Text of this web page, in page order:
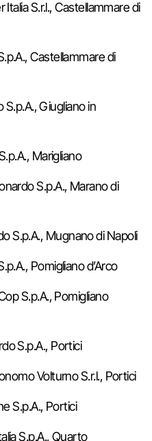
S.r.l., Castellammare di
Castellammare di
S.p.A., Giugliano in
Marigliano
S.p.A., Marano di
S.p.A., Mugnano di Napoli
Pomigliano d’Arco
S.p.A., Pomigliano
S.p.A., Portici
Volturno S.r.l., Portici
S.p.A., Portici
S.p.A., Quarto